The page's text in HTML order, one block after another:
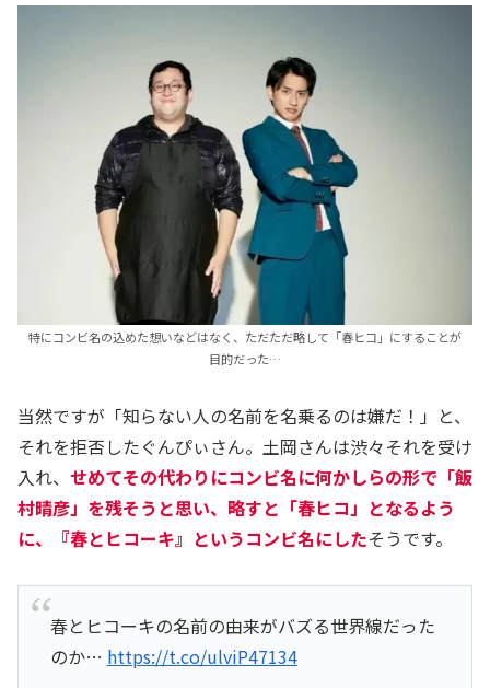
特にコンビ名の込めた想いなどはなく、ただただ略して「春ヒコ」にすることが
目的だった…
当然ですが「知らない人の名前を名乗るのは嫌だ！」と、
それを拒否したぐんぴぃさん。土岡さんは渋々それを受け
入れ、 せめてその代わりにコンビ名に何かしらの形で「飯
村晴彦」を残そうと思い、略すと「春ヒコ」となるよう
に、『春とヒコーキ』というコンビ名にしたそうです。
春とヒコーキの名前の由来がバズる世界線だった
のか… https://t.co/ulviP47134